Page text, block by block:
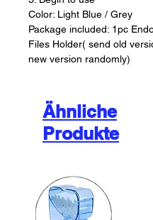
Color: Light Blue / Grey
Package included: 1pc
Files Holder( send old
new version randomly)
Ähnliche
Produkte